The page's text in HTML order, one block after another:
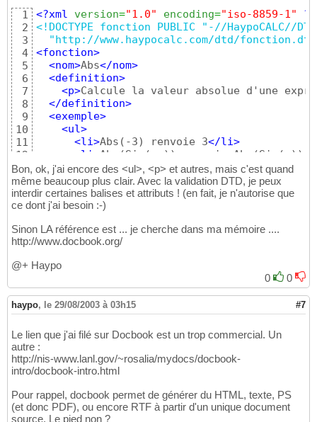
1
2
3
4
5
6
7
8
9
10
11
12
13
14
15
16
18
19
21
23
24
<?xml version="1.0" encoding="iso-8859-1"
?>
<!DOCTYPE fonction PUBLIC "-//HaypoCALC//
"http://www.haypocalc.com/dtd/
<fonction>
<nom>Abs</nom>
<definition>
<p>Calcule la valeur absolue d'une
</definition>
<exemple>
<ul>
<li>Abs(-3) renvoie 3</li>
<li
Abs(Sin(-x)) renvoie Abs(Sin(x))
</ul>
</exemple>
<propriete>
<ul>
</ul>
</propriete>
>
</lien>
<lien type="fonction">Signe</lien>
</voir>
Bon, ok, j'ai encore des <ul>, <p> et autres, mais c'est quand
même beaucoup plus clair. Avec la validation DTD, je peux
interdir certaines balises et attributs ! (en fait, je n'autorise que
ce dont j'ai besoin :-)
Sinon LA référence est ... je cherche dans ma mémoire ....
http://www.docbook.org/
@+ Haypo
0
0
haypo, le 29/08/2003 à 03h15 #7
Le lien que j'ai filé sur Docbook est un trop commercial. Un
autre :
http://nis-www.lanl.gov/~rosalia/mydocs/docbook-
intro/docbook-intro.html
Pour rappel, docbook permet de générer du HTML, texte, PS
(et donc PDF), ou encore RTF à partir d'un unique document
source. Le pied non ?